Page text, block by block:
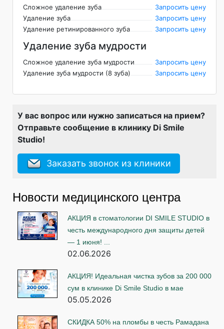
Сложное удаление зуба
Запросить цену
Удаление зуба
Запросить цену
Удаление ретинированного зуба
Запросить цену
Удаление зуба мудрости
Сложное удаление зуба мудрости
Запросить цену
Удаление зуба мудрости (8 зуба)
Запросить цену
У вас вопрос или нужно записаться на прием?
Отправьте сообщение в клинику Di Smile
Studio!
Заказать звонок из клиники
Новости медицинского центра
АКЦИЯ в стоматологии DI SMILE STUDIO в
честь международного дня защиты детей
— 1 июня! ...
02.06.2026
АКЦИЯ! Идеальная чистка зубов за 200 000
сум в клинике Di Smile Studio в мае
05.05.2026
СКИДКА 50% на пломбы в честь Рамадана